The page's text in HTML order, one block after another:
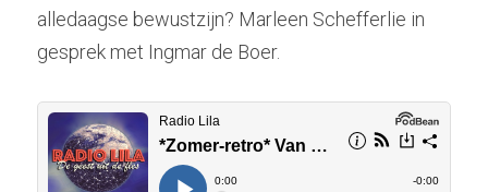
alledaagse bewustzijn? Marleen Schefferlie in
gesprek met Ingmar de Boer.